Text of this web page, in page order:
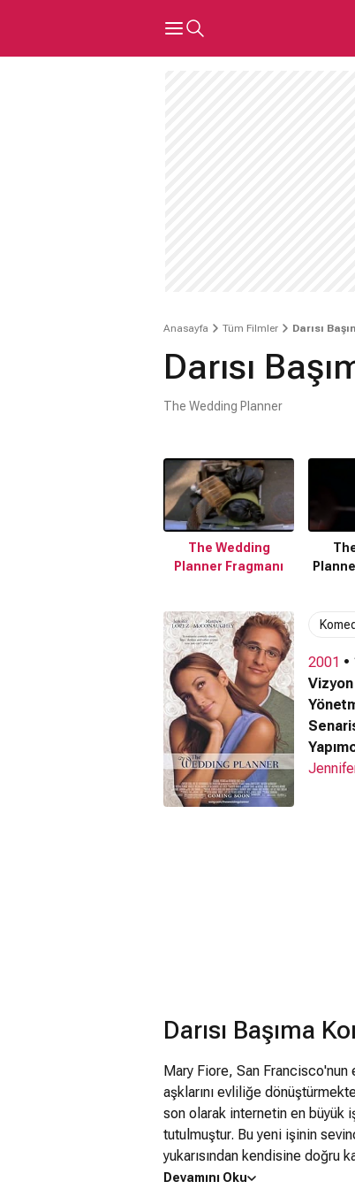
Anasayfa Tüm Filmler Darısı
Darısı
The Wedding Planner
The Wedding
Planner Fragmanı
2001 •
Darısı Başıma
Mary Fiore, San Francisco'nun
aşklarını evliliğe
son olarak internetin en büyük
tutulmuştur. Bu yeni işinin
yukarısından kendisine doğru
anda kurtulur. Üzerine atlayarak
Devamını Oku